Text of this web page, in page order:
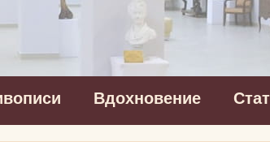
Вдохновение